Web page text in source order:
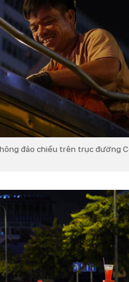
đảo chiều trên trục đường